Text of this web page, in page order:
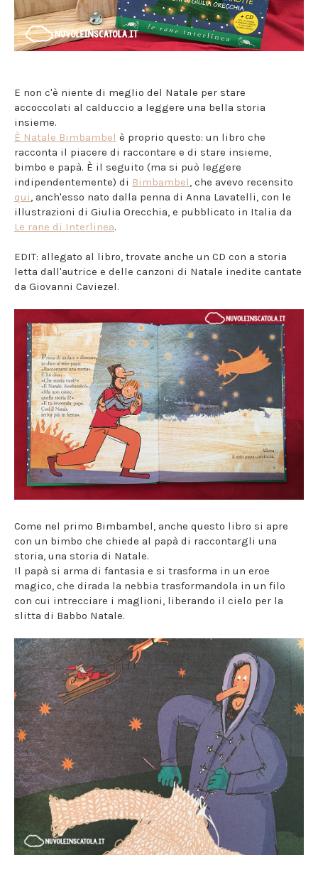
E non c'è niente di meglio del Natale per stare
accoccolati al calduccio a leggere una bella storia
insieme.
È Natale Bimbambel è proprio questo: un libro che
racconta il piacere di raccontare e di stare insieme,
bimbo e papà. È il seguito (ma si può leggere
indipendentemente) di Bimbambel , che avevo recensito
qui , anch'esso nato dalla penna di Anna Lavatelli, con le
illustrazioni di Giulia Orecchia, e pubblicato in Italia da
Le rane di Interlinea.
EDIT: allegato al libro, trovate anche un CD con a storia
letta dall'autrice e delle canzoni di Natale inedite cantate
da Giovanni Caviezel.
Come nel primo Bimbambel, anche questo libro si apre
con un bimbo che chiede al papà di raccontargli una
storia, una storia di Natale.
Il papà si arma di fantasia e si trasforma in un eroe
magico, che dirada la nebbia trasformandola in un filo
con cui intrecciare i maglioni, liberando il cielo per la
slitta di Babbo Natale.